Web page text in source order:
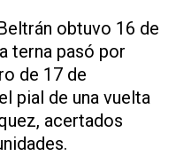
obtuvo 16 de
terna pasó por
de 17 de
pial de una vuelta
acertados